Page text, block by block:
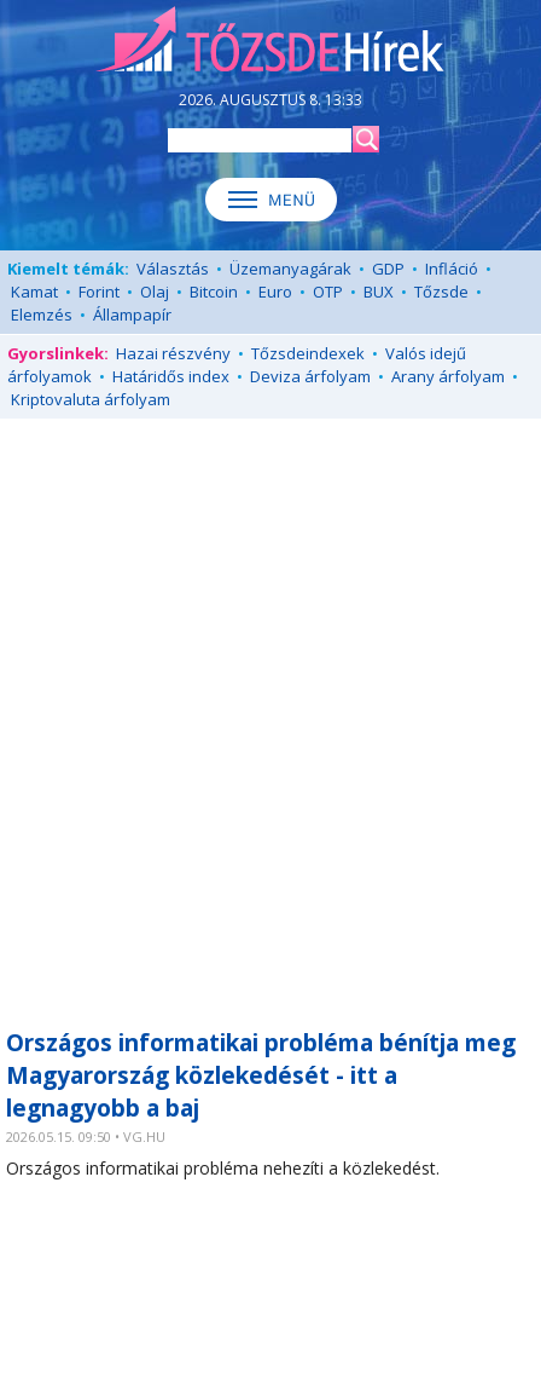
2026. AUGUSZTUS 8. 13:33
Kiemelt témák: Választás • Üzemanyagárak • GDP • Infláció •
Kamat • Forint • Olaj • Bitcoin • Euro • OTP • BUX • Tőzsde •
Elemzés • Állampapír
Gyorslinkek: Hazai részvény • Tőzsdeindexek • Valós idejű
árfolyamok • Határidős index • Deviza árfolyam • Arany árfolyam •
Kriptovaluta árfolyam
Országos informatikai probléma bénítja meg
Magyarország közlekedését - itt a
legnagyobb a baj
2026.05.15. 09:50 • VG.HU
Országos informatikai probléma nehezíti a közlekedést.